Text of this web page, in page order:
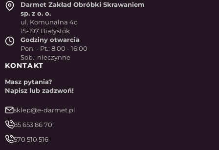
Darmet Zakład Obróbki Skrawaniem
sp. z o. o.
ul. Komunalna 4c
15-197 Białystok
Godziny otwarcia
Pon. - Pt.: 8:00 - 16:00
Sob.: nieczynne
KONTAKT
Masz pytania?
Napisz lub zadzwoń!
sklep@e-darmet.pl
85 653 86 70
570 510 516